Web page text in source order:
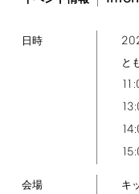
日時
と
会場 キ